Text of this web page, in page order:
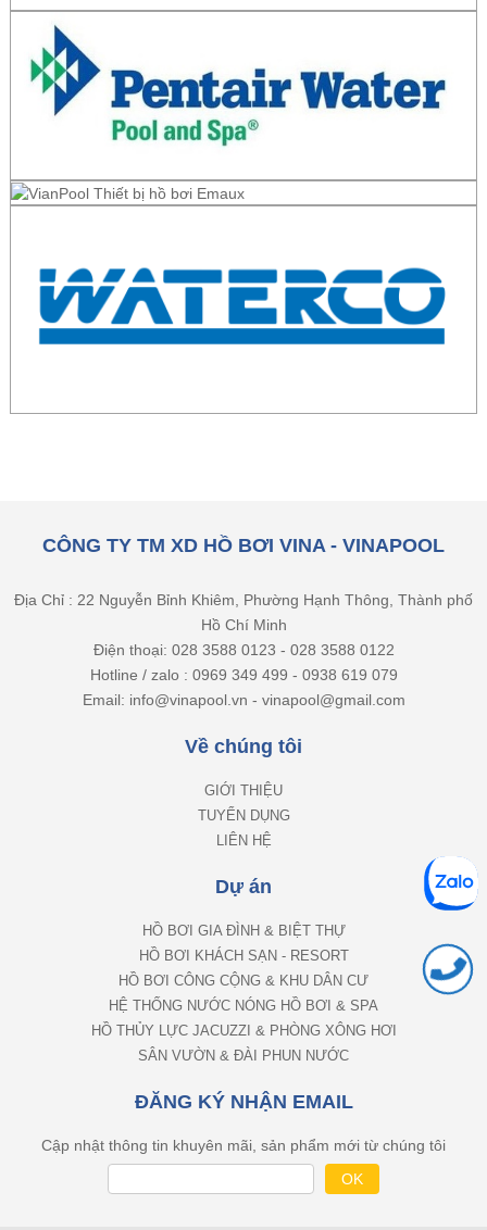
CÔNG TY TM XD HỒ BƠI VINA - VINAPOOL
Địa Chỉ : 22 Nguyễn Bỉnh Khiêm, Phường Hạnh Thông, Thành phố
Hồ Chí Minh
Điện thoại: 028 3588 0123 - 028 3588 0122
Hotline / zalo : 0969 349 499 - 0938 619 079
Email: info@vinapool.vn - vinapool@gmail.com
Về chúng tôi
GIỚI THIỆU
TUYỂN DỤNG
LIÊN HỆ
Dự án
HỒ BƠI GIA ĐÌNH & BIỆT THỰ
HỒ BƠI KHÁCH SẠN - RESORT
HỒ BƠI CÔNG CỘNG & KHU DÂN CƯ
HỆ THỐNG NƯỚC NÓNG HỒ BƠI & SPA
HỒ THỦY LỰC JACUZZI & PHÒNG XÔNG HƠI
SÂN VƯỜN & ĐÀI PHUN NƯỚC
ĐĂNG KÝ NHẬN EMAIL
Cập nhật thông tin khuyên mãi, sản phẩm mới từ chúng tôi